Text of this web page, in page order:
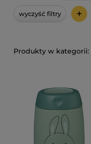
wyczyść filtry +